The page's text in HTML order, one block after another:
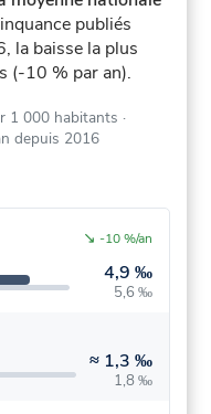
publiés
la baisse la plus
(-10 % par an).
1 000 habitants ·
depuis 2016
4,9 ‰
5,6 ‰
↘ -10 %/an
≈ 1,3 ‰
1,8 ‰